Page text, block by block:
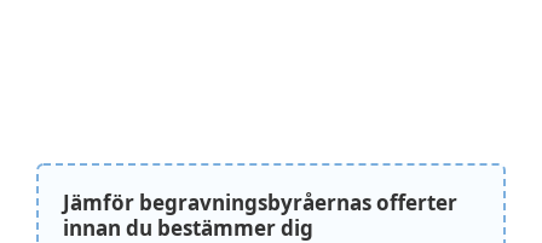
Jämför begravningsbyråernas offerter
innan du bestämmer dig